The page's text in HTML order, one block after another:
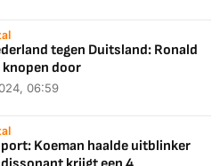
tegen Duitsland: Ronald
knopen door
06:59
Koeman haalde uitblinker